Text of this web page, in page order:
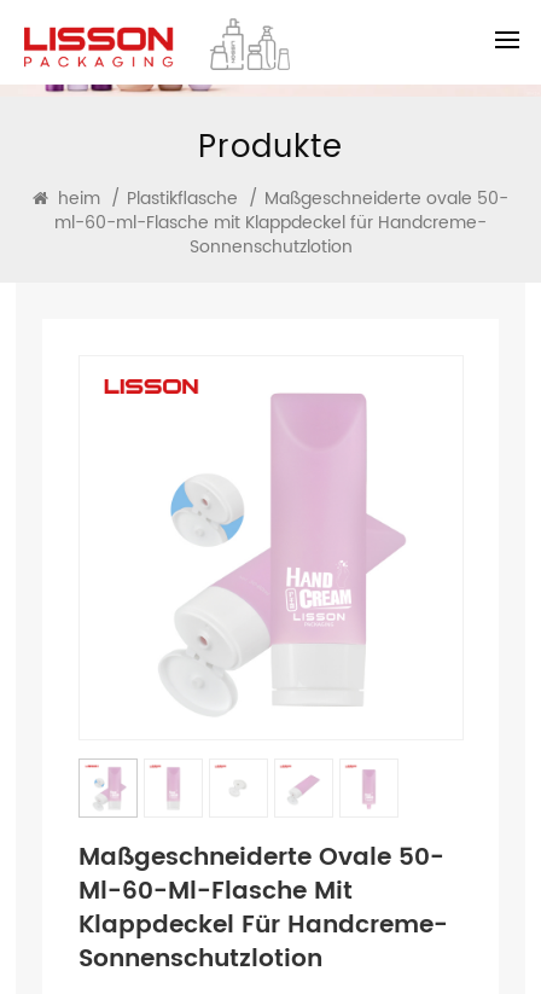
Produkte
heim / Plastikflasche / Maßgeschneiderte ovale 50-
ml-60-ml-Flasche mit Klappdeckel für Handcreme-
Sonnenschutzlotion
Maßgeschneiderte Ovale 50-
Ml-60-Ml-Flasche Mit
Klappdeckel Für Handcreme-
Sonnenschutzlotion